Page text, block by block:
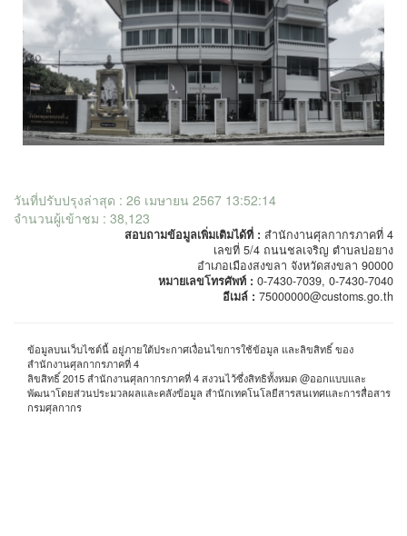
วันที่ปรับปรุงล่าสุด : 26 เมษายน 2567 13:52:14
จำนวนผู้เข้าชม : 38,123
สอบถามข้อมูลเพิ่มเติมได้ที่ : สำนักงานศุลกากรภาคที่ 4
เลขที่ 5/4 ถนนชลเจริญ ตำบลบ่อยาง
อำเภอเมืองสงขลา จังหวัดสงขลา 90000
หมายเลขโทรศัพท์ : 0-7430-7039, 0-7430-7040
อีเมล์ : 75000000@customs.go.th
ข้อมูลบนเว็บไซต์นี้ อยู่ภายใต้ประกาศเงื่อนไขการใช้ข้อมูล และลิขสิทธิ์ ของ
สำนักงานศุลกากรภาคที่ 4
ลิขสิทธิ์ 2015 สำนักงานศุลกากรภาคที่ 4 สงวนไว้ซึ่งสิทธิทั้งหมด @ออกแบบและ
พัฒนาโดยส่วนประมวลผลและคลังข้อมูล สำนักเทคโนโลยีสารสนเทศและการสื่อสาร
กรมศุลกากร